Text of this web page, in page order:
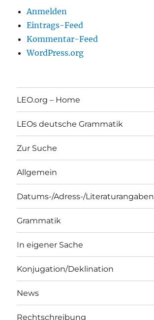
Anmelden
Eintrags-Feed
Kommentar-Feed
WordPress.org
LEO.org – Home
LEOs deutsche Grammatik
Zur Suche
Allgemein
Datums-/Adress-/Literaturangaben
Grammatik
In eigener Sache
Konjugation/Deklination
News
Rechtschreibung